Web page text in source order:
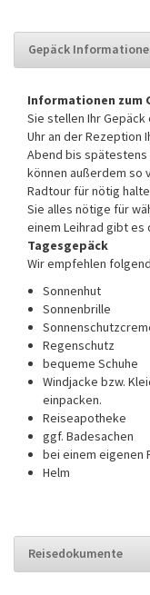
Gepäck
Informationen zum
Sie stellen Ihr
Uhr an der Rezeption
Abend bis spätestens
können außerdem so
Radtour für nötig
Sie alles nötige für
einem Leihrad gibt
Tagesgepäck
Wir empfehlen
Sonnenhut
Sonnenbrille
Regenschutz
bequeme Schuhe
Windjacke bzw.
einpacken.
Reiseapotheke
ggf. Badesachen
bei einem eigenen
Helm
Reisedokumente